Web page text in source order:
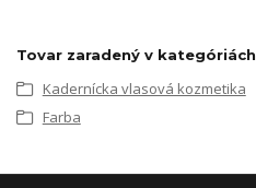
Tovar zaradený v kategóriách
Kadernícka vlasová kozmetika
Farba